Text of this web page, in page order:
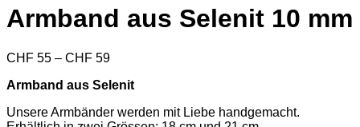
Armband aus Selenit 10 mm
CHF 55 – CHF 59Preisspanne:
bis
Armband aus Selenit
Unsere Armbänder werden mit Liebe handgemacht.